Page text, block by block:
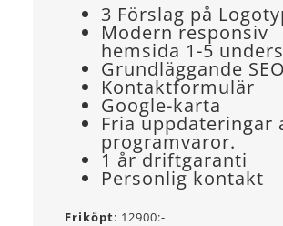
3 Förslag på
Modern responsiv
hemsida 1-5
Grundläggande SEO
Kontaktformulär
Google-karta
Fria uppdateringar
programvaror.
1 år driftgaranti
Personlig kontakt
Friköpt: 12900:-